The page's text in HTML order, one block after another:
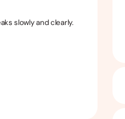
slowly and clearly.